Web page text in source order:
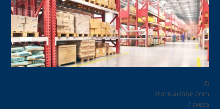
©
stock.adobe.com
/ sveta